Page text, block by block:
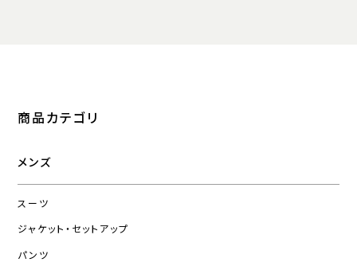
商品カテゴリ
メンズ
スーツ
ジャケット・セットアップ
パンツ